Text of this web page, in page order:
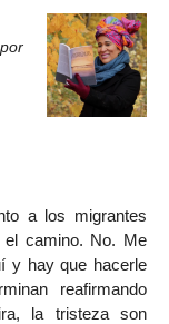
a los migrantes
el camino. No. Me
y hay que hacerle
reafirmando
la tristeza son